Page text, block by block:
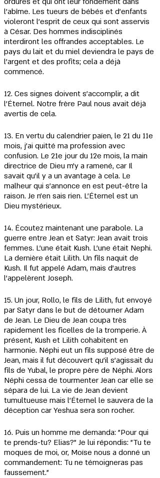
l'abîme. Les tueurs de bébés et d'enfants
violeront l'esprit de ceux qui sont asservis
à César. Des hommes indisciplinés
interdiront les offrandes acceptables. Le
pays du lait et du miel deviendra le pays de
l'argent et des profits; cela a déjà
commencé.
12. Ces signes doivent s'accomplir, a dit
l'Éternel. Notre frère Paul nous avait déjà
avertis de cela.
13. En vertu du calendrier païen, le 21 du 11e
mois, j'ai quitté ma profession avec
confusion. Le 21e jour du 12e mois, la main
directrice de Dieu m'y a ramené, car Il
savait qu'il y a un avantage à cela. Le
malheur qui s'annonce en est peut-être la
raison. Je n'en sais rien. L'Éternel est un
Dieu mystérieux.
14. Écoutez maintenant une parabole. La
guerre entre Jean et Satyr: Jean avait trois
femmes. L'une était Kush. L'une était Nephi.
La dernière était Lilith. Un fils naquit de
Kush. Il fut appelé Adam, mais d'autres
l'appelèrent Joseph.
15. Un jour, Rollo, le fils de Lilith, fut envoyé
par Satyr dans le but de détourner Adam
de Jean. Le Dieu de Jean coupa très
rapidement les ficelles de la tromperie. À
présent, Kush et Lilith cohabitent en
harmonie. Néphi eut un fils supposé être de
Jean, mais il fut découvert qu'il s'agissait du
fils de Yubal, le propre père de Néphi. Alors
Néphi cessa de tourmenter Jean car elle se
sépara de lui. La vie de Jean devient
tumultueuse mais l'Éternel le sauvera de la
déception car Yeshua sera son rocher.
16. Puis un homme me demanda: "Pour qui
te prends-tu? Elias?" Je lui répondis: "Tu te
moques de moi, or, Moïse nous a donné un
commandement: Tu ne témoigneras pas
faussement."